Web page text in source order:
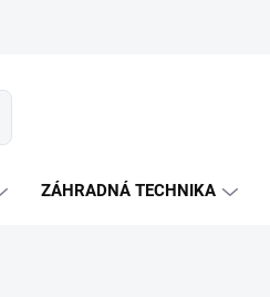
ZÁHRADNÁ TECHNIKA